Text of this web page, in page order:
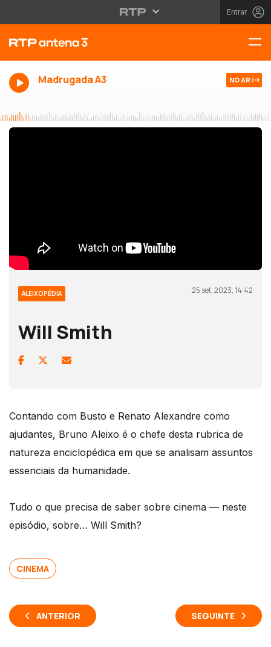
Entrar
Madrugada A3 NO AR
ALEIXOPÉDIA 25 set, 2023, 14:42
Will Smith
Contando com Busto e Renato Alexandre como
ajudantes, Bruno Aleixo é o chefe desta rubrica de
natureza enciclopédica em que se analisam assuntos
essenciais da humanidade.
Tudo o que precisa de saber sobre cinema — neste
episódio, sobre… Will Smith?
CINEMA
ANTERIOR SEGUINTE